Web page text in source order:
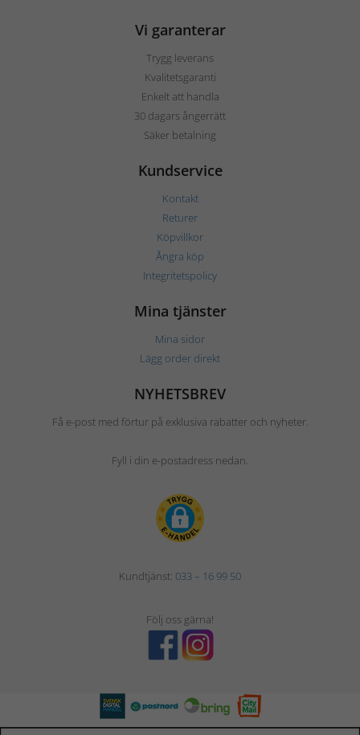
Vi garanterar
Trygg leverans
Kvalitetsgaranti
Enkelt att handla
30 dagars ångerrätt
Säker betalning
Kundservice
Kontakt
Returer
Köpvillkor
Ångra köp
Integritetspolicy
Mina tjänster
Mina sidor
Lägg order direkt
NYHETSBREV
Få e-post med förtur på exklusiva rabatter och nyheter.
Fyll i din e-postadress nedan.
Kundtjänst: 033 – 16 99 50
Följ oss gärna!